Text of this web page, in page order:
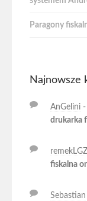
Paragony
Najnowsze
AnGelini -
drukarka
remekLGZ
fiskalna
Sebastian